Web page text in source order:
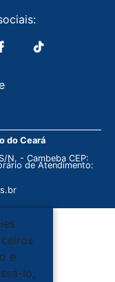
do Ceará
N. - Cambeba CEP:
de Atendimento:
e
lo,